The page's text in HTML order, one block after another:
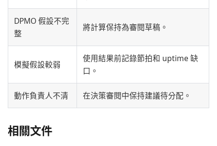
DPMO 假設不完
整
將計算保持為審閱草稿。
模擬假設較弱
使用結果前記錄節拍和 uptime 缺
口。
動作負責人不清 在決策審閱中保持建議待分配。
相關文件